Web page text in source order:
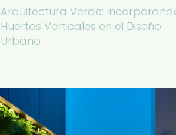
Arquitectura Verde:
Huertos Verticales en el Diseño
Urbano